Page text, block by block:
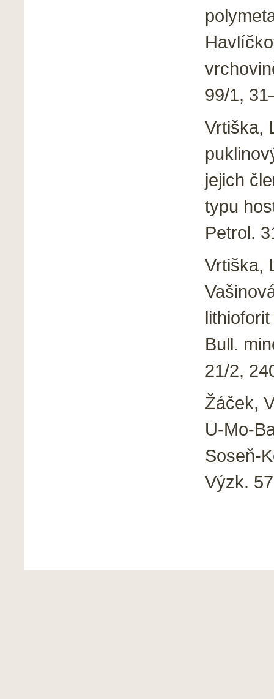
99/1,
Vrtiška,
jejich
typu
Petrol.
Vrtiška,
Bull.
21/2,
Žáček,
U-Mo-
Soseň-
Výzk.